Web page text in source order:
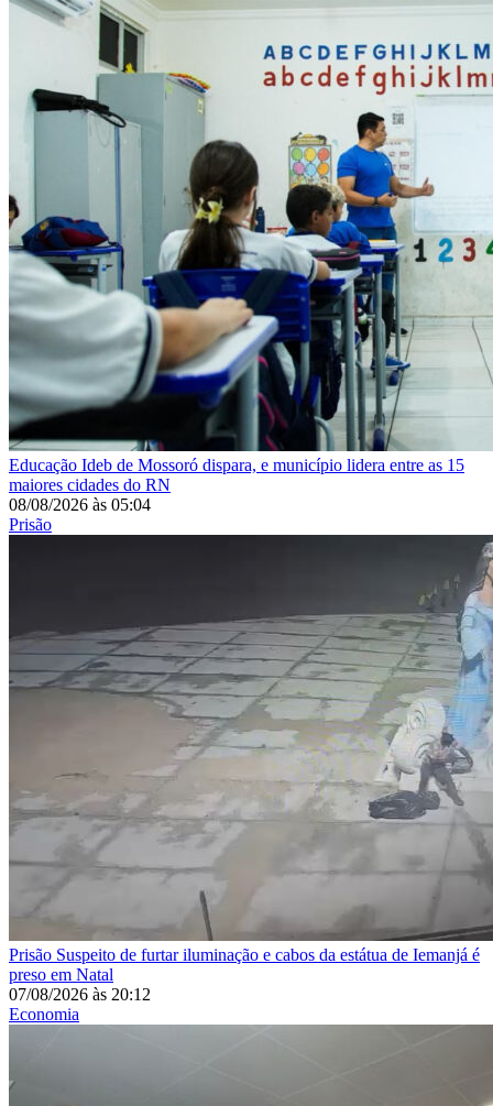
Educação Ideb de Mossoró dispara, e município lidera entre as 15
maiores cidades do RN
08/08/2026 às 05:04
Prisão
Prisão Suspeito de furtar iluminação e cabos da estátua de Iemanjá é
preso em Natal
07/08/2026 às 20:12
Economia